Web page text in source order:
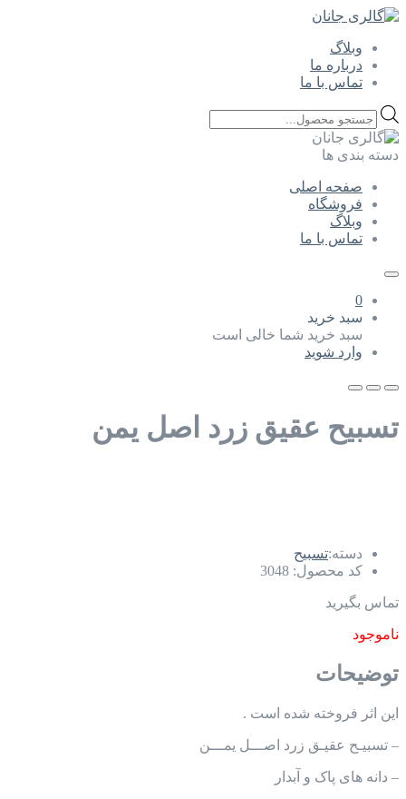
وبلاگ
درباره ما
تماس با ما
Products
search
دسته بندی ها
صفحه اصلی
فروشگاه
وبلاگ
تماس با ما
0
سبد خرید
سبد خرید شما خالی است
وارد شوید
تسبیح عقیق زرد اصل یمن
دسته:تسبیح
کد محصول: 3048
تماس بگیرید
ناموجود
توضیحات
این اثر فروخته شده است .
– تسبیـح عقیـق زرد اصـــل یمـــن
– دانه های پاک و آبدار